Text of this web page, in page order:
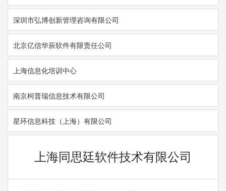
深圳市弘博创新管理咨询有限公司
北京亿信华辰软件有限责任公司
上海信息化培训中心
南京柯普瑞信息技术有限公司
星环信息科技（上海）有限公司
上海同思廷软件技术有限公司